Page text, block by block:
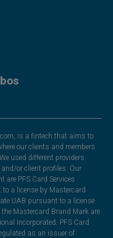
is a fintech that aims to
our clients and members
used different providers
or client profiles. Our
PFS Card Services
a license by Mastercard
UAB pursuant to a license
Mastercard Brand Mark are
Incorporated. PFS Card
as an issuer of